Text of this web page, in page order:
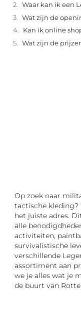
Op zoek naar
tactische kleding?
het juiste adres.
alle
activiteiten,
survivalistische
verschillende
assortiment aan
we je alles wat je
de buurt van
Waar kan ik een
Wat zijn de
Kan ik online
Wat zijn de